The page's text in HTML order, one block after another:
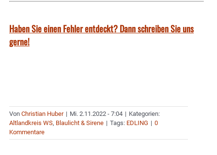
Haben Sie einen Fehler entdeckt? Dann schreiben Sie uns
gerne!
Von Christian Huber | Mi. 2.11.2022 - 7:04 | Kategorien:
Altlandkreis WS, Blaulicht & Sirene | Tags: EDLING | 0
Kommentare